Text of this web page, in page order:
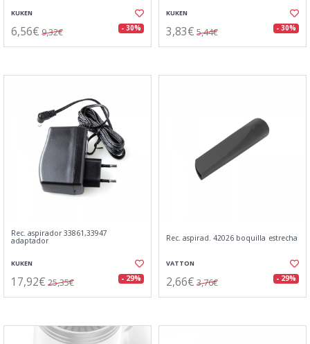
KUKEN
6,56€ 9,32€ - 30%
KUKEN
3,83€ 5,44€ - 30%
Rec. aspirador 33861,33947
adaptador
KUKEN
17,92€ 25,35€ - 29%
Rec. aspirad. 42026 boquilla estrecha
VATTON
2,66€ 3,76€ - 29%